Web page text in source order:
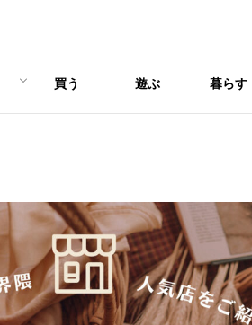
買う 遊ぶ 暮らす